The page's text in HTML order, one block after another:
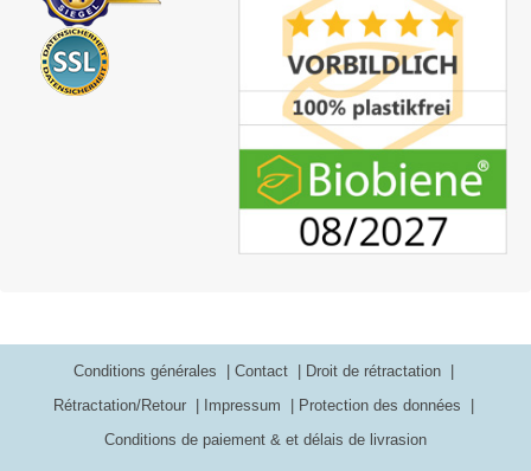
Conditions générales Contact
Droit de rétractation
Rétractation/Retour
Impressum
Protection des données
Conditions de paiement & et délais de livrasion